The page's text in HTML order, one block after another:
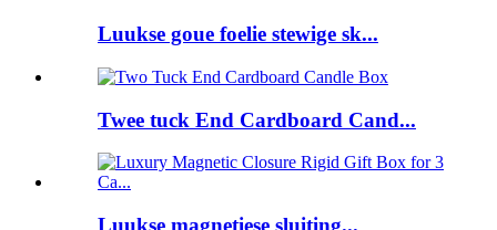
Luukse goue foelie stewige sk...
Twee tuck End Cardboard Cand...
Luukse magnetiese sluiting...